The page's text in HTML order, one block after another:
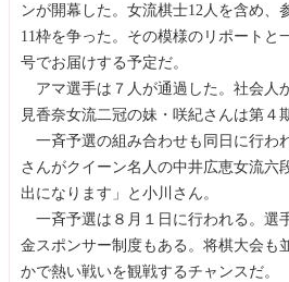
ンが開幕した。女流棋士12人を含め、
11枠を争った。その模様のリポートと
号でお届けする予定だ。
アマ選手は７人が通過した。社会人
見香奈女流二冠の妹・咲紀さんは第４
一斉予選の組み合わせも同日に行わ
さんがクイーン名人の中井広恵女流六
出になります」と小川さん。
一斉予選は８月１日に行われる。選
金スポンサー制度もある。将棋大会も
かで熱い戦いを観戦するチャンスだ。